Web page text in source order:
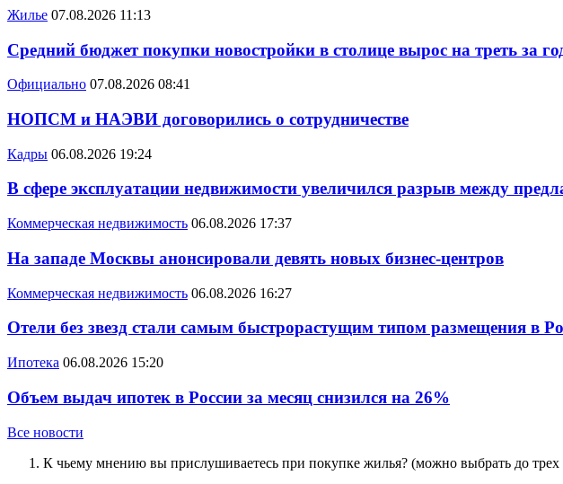
Жилье 07.08.2026 11:13
Средний бюджет покупки новостройки в столице вырос на треть за
Официально 07.08.2026 08:41
НОПСМ и НАЭВИ договорились о сотрудничестве
Кадры 06.08.2026 19:24
В сфере эксплуатации недвижимости увеличился разрыв между
Коммерческая недвижимость 06.08.2026 17:37
На западе Москвы анонсировали девять новых бизнес-центров
Коммерческая недвижимость 06.08.2026 16:27
Отели без звезд стали самым быстрорастущим типом размещения в
Ипотека 06.08.2026 15:20
Объем выдач ипотек в России за месяц снизился на 26%
Все новости
К чьему мнению вы прислушиваетесь при покупке жилья? (можно выбрать до трех